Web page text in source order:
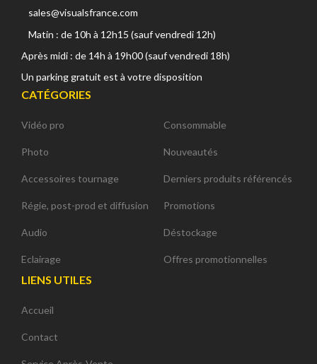
sales@visualsfrance.com
Matin : de 10h à 12h15 (sauf vendredi 12h)
Après midi : de 14h à 19h00 (sauf vendredi 18h)
Un parking gratuit est à votre disposition
CATÉGORIES
Vidéo pro
Photo
Accessoires tournage
Régie, post-prod et diffusion
Audio
Eclairage
Consommable
Nouveautés
Derniers produits référencés
Promotions
Déstockage
Offres promotionnelles
LIENS UTILES
Accueil
Contact